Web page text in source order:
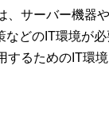
、サーバー機器
などのIT環境が必
するためのIT環境